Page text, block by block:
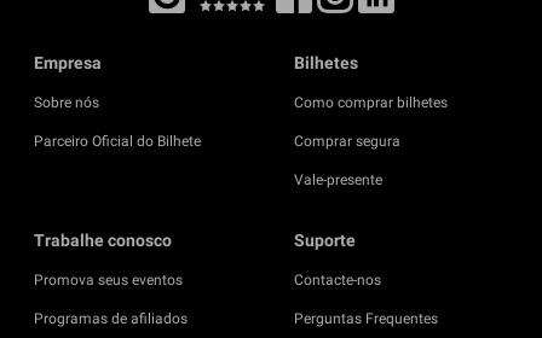
Empresa
Sobre nós
Parceiro Oficial do Bilhete
Bilhetes
Como comprar bilhetes
Comprar segura
Vale-presente
Trabalhe conosco
Promova seus eventos
Programas de afiliados
Suporte
Contacte-nos
Perguntas Frequentes